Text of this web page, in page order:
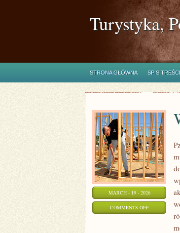
Turystyka,
STRONA GŁÓWNA SPIS TREŚCI
MARCH - 19 - 2026
COMMENTS OFFON